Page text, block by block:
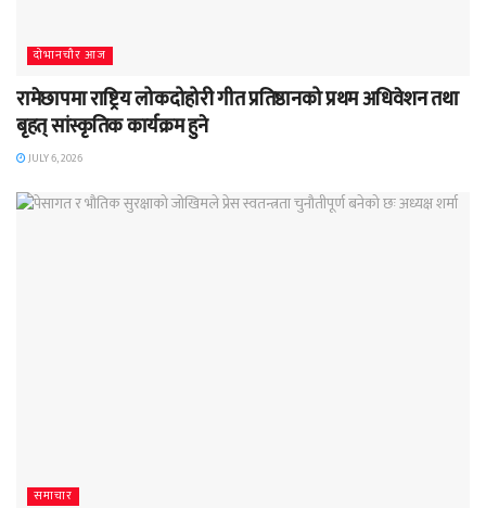
दाेभानचाैर आज
रामेछापमा राष्ट्रिय लोकदोहोरी गीत प्रतिष्ठानको प्रथम अधिवेशन तथा
बृहत् सांस्कृतिक कार्यक्रम हुने
JULY 6, 2026
समाचार